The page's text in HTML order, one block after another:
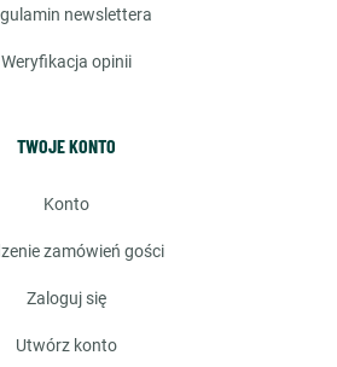
newslettera
weryfikacja opinii
TWOJE KONTO
konto
zamówień gości
zaloguj się
utwórz konto